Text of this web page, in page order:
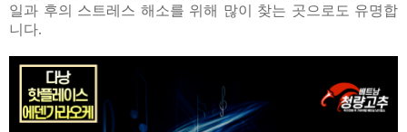
일과 후의 스트레스 해소를 위해 많이 찾는 곳으로도 유명합
니다.